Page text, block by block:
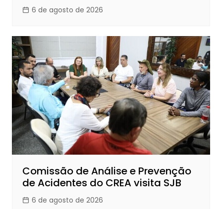
6 de agosto de 2026
Comissão de Análise e Prevenção
de Acidentes do CREA visita SJB
6 de agosto de 2026